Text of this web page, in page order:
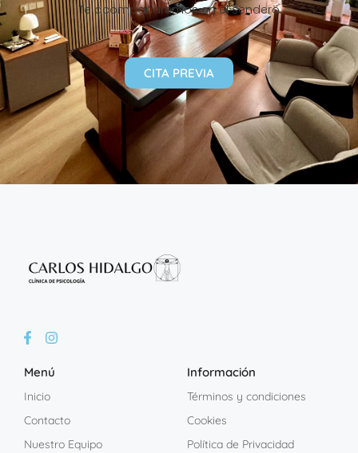
Te acompañaremos en el sendero
CITA PREVIA
Menú
Inicio
Contacto
Nuestro Equipo
Información
Términos y condiciones
Cookies
Política de Privacidad